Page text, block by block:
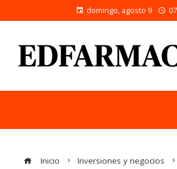
domingo, agosto 9
Inicio
Inversiones y negocios